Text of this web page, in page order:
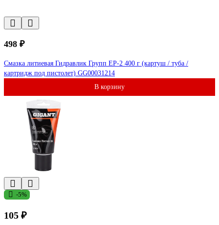
498 ₽
Смазка литиевая Гидравлик Групп EP-2 400 г (картуш / туба /
картридж под пистолет) GG00031214
В корзину
-5%
105 ₽